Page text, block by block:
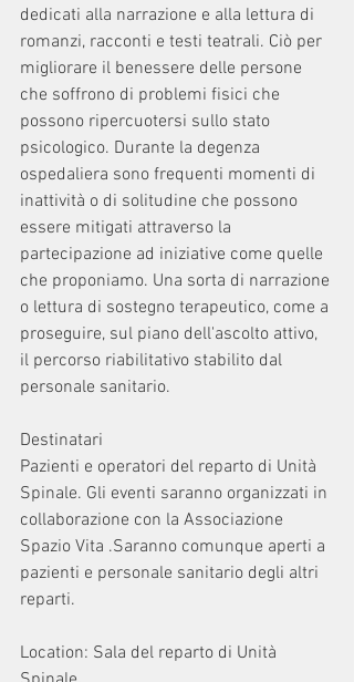
dedicati alla narrazione e alla lettura di
romanzi, racconti e testi teatrali. Ciò per
migliorare il benessere delle persone
che soffrono di problemi fisici che
possono ripercuotersi sullo stato
psicologico. Durante la degenza
ospedaliera sono frequenti momenti di
inattività o di solitudine che possono
essere mitigati attraverso la
partecipazione ad iniziative come quelle
che proponiamo. Una sorta di narrazione
o lettura di sostegno terapeutico, come a
proseguire, sul piano dell'ascolto attivo,
il percorso riabilitativo stabilito dal
personale sanitario.
Destinatari
Pazienti e operatori del reparto di Unità
Spinale. Gli eventi saranno organizzati in
collaborazione con la Associazione
Spazio Vita .Saranno comunque aperti a
pazienti e personale sanitario degli altri
reparti.
Location: Sala del reparto di Unità